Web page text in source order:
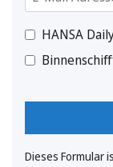
HANSA
Dieses Formular